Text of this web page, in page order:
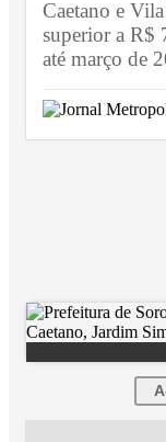
Caetano e
superior a R$
até março de